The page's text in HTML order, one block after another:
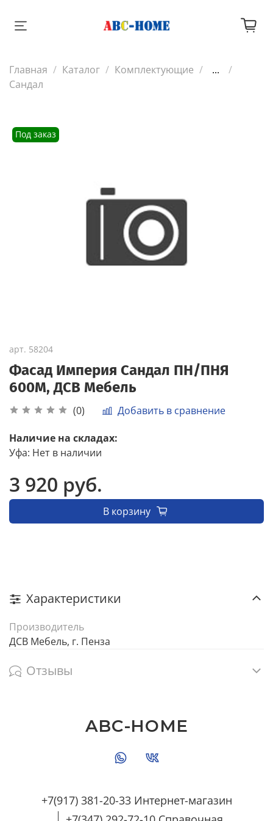
Главная Каталог Комплектующие
...
Сандал
Под заказ
арт. 58204
Фасад Империя Сандал ПН/ПНЯ
600М, ДСВ Мебель
(0) Добавить в сравнение
Наличие на складах:
Уфа: Нет в наличии
3 920 руб.
В корзину
Характеристики
Производитель
ДСВ Мебель, г. Пенза
Отзывы
+7(917) 381-20-33 Интернет-магазин
ABC-HOME